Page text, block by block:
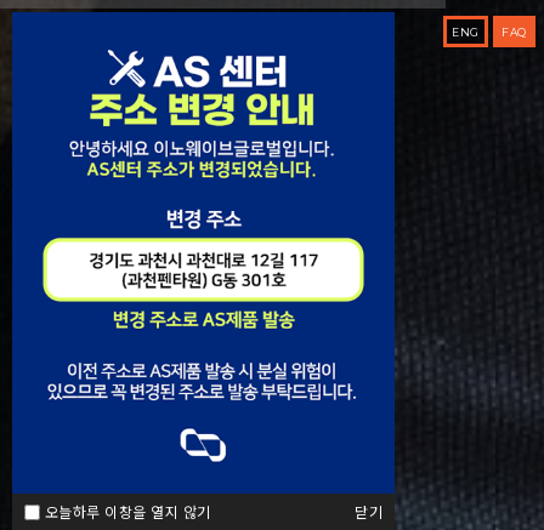
ENG FAQ
오늘하루 이창을 열지 않기 닫기